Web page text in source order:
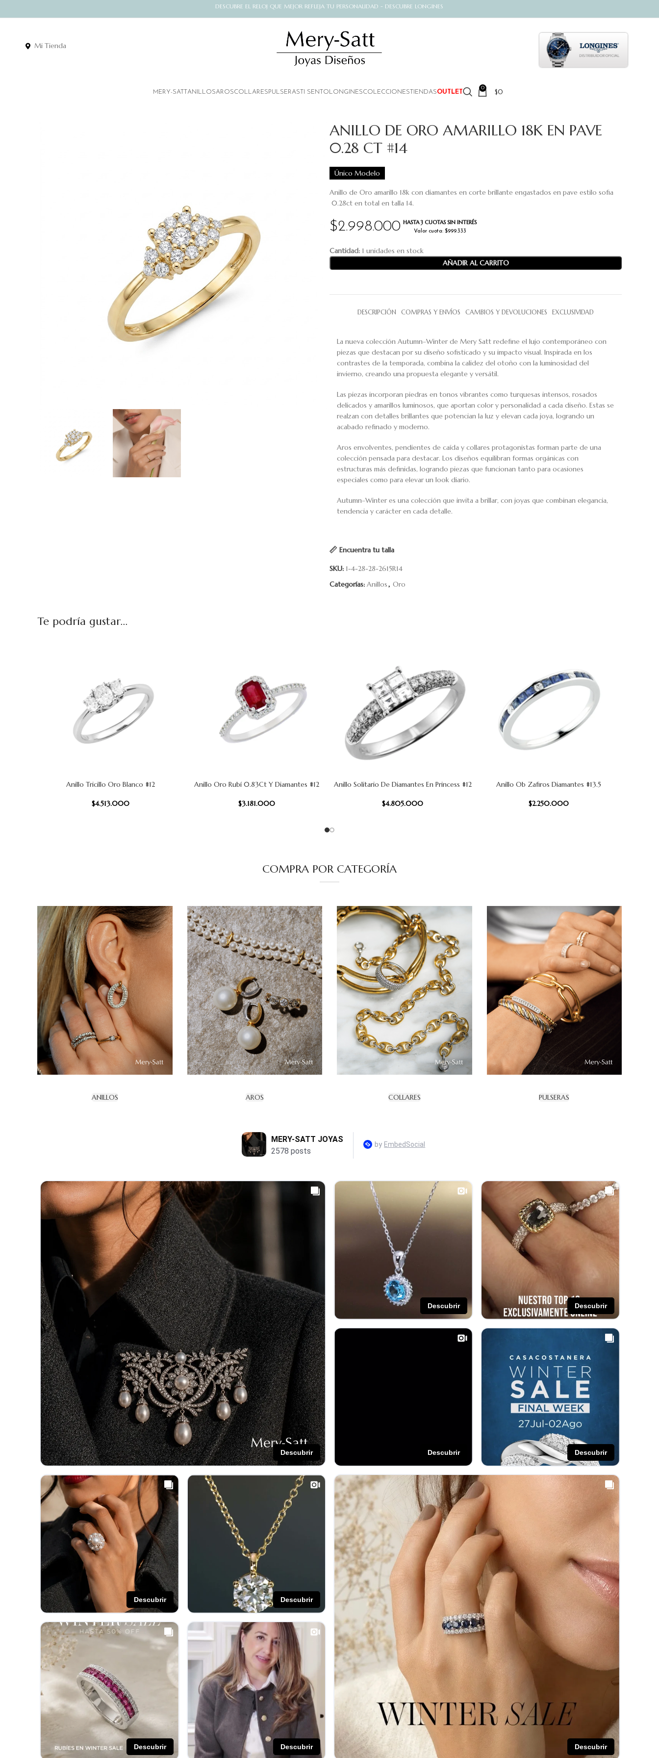
DESCUBRE EL RELOJ QUE MEJOR REFLEJA TU PERSONALIDAD - DESCUBRE LONGINES
Mi Tienda
MERY-SATTANILLOSAROSCOLLARES PULSERASTI SENTO LONGINESCOLECCIONESTIENDASOUTLET
0 $0
ANILLO DE ORO AMARILLO 18K EN PAVE
0.28 CT #14
$2.998.000 HASTA 3 CUOTAS SIN INTERÉS
Valor cuota: $999.333
Único Modelo
Anillo de Oro amarillo 18k con diamantes en corte brillante engastados en pave estilo sofia
0.28ct en total en talla 14.
Cantidad: 1 unidades en stock
AÑADIR AL CARRITO
Encuentra tu talla
DESCRIPCIÓN COMPRAS Y ENVÍOS CAMBIOS Y DEVOLUCIONES EXCLUSIVIDAD
La nueva colección Autumn–Winter de Mery Satt redefine el lujo contemporáneo con
piezas que destacan por su diseño sofisticado y su impacto visual. Inspirada en los
contrastes de la temporada, combina la calidez del otoño con la luminosidad del
invierno, creando una propuesta elegante y versátil.
Las piezas incorporan piedras en tonos vibrantes como turquesas intensos, rosados
delicados y amarillos luminosos, que aportan color y personalidad a cada diseño. Estas se
realzan con detalles brillantes que potencian la luz y elevan cada joya, logrando un
acabado refinado y moderno.
Aros envolventes, pendientes de caída y collares protagonistas forman parte de una
colección pensada para destacar. Los diseños equilibran formas orgánicas con
estructuras más definidas, logrando piezas que funcionan tanto para ocasiones
especiales como para elevar un look diario.
Autumn–Winter es una colección que invita a brillar, con joyas que combinan elegancia,
tendencia y carácter en cada detalle.
SKU: 1-4-28-28-2615R14
Categorías: Anillos, Oro
Te podría gustar...
AÑADIR AL CARRITO
Anillo Tricillo Oro Blanco #12
$4.513.000
AÑADIR AL CARRITO
Anillo Oro Rubí 0.83Ct Y Diamantes #12
$3.181.000
AÑADIR AL CARRITO
Anillo Solitario De Diamantes En Princess #12
$4.805.000
AÑADIR AL CARRITO
Anillo Ob Zafiros Diamantes #13.5
$2.250.000
COMPRA POR CATEGORÍA
ANILLOS AROS COLLARES PULSERAS